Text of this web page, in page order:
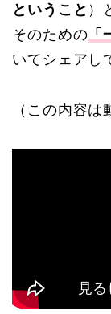
ということ ）
そのための
いてシェアし
（この内容は